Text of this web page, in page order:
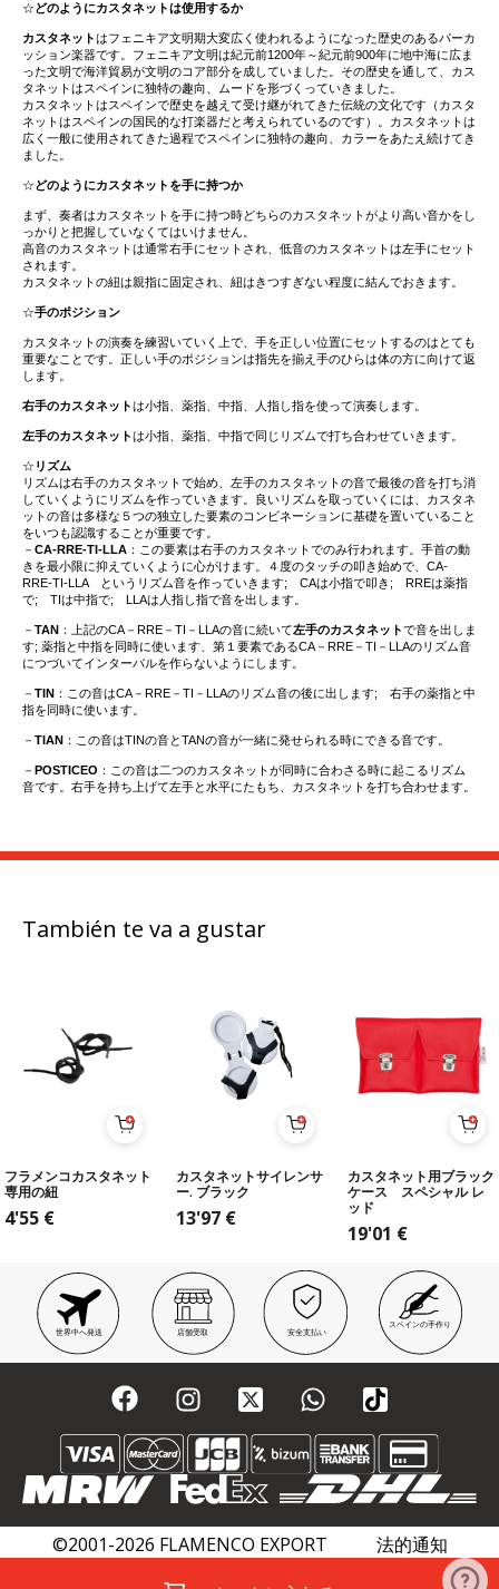
☆どのようにカスタネットは使用するか
カスタネットはフェニキア文明期大変広く使われるようになった歴史のあるパーカ
ッション楽器です。フェニキア文明は紀元前1200年～紀元前900年に地中海に広ま
った文明で海洋貿易が文明のコア部分を成していました。その歴史を通して、カス
タネットはスペインに独特の趣向、ムードを形づくっていきました。
カスタネットはスペインで歴史を越えて受け継がれてきた伝統の文化です（カスタ
ネットはスペインの国民的な打楽器だと考えられているのです）。カスタネットは
広く一般に使用されてきた過程でスペインに独特の趣向、カラーをあたえ続けてき
ました。
☆どのようにカスタネットを手に持つか
まず、奏者はカスタネットを手に持つ時どちらのカスタネットがより高い音かをし
っかりと把握していなくてはいけません。
高音のカスタネットは通常右手にセットされ、低音のカスタネットは左手にセット
されます。
カスタネットの紐は親指に固定され、紐はきつすぎない程度に結んでおきます。
☆手のポジション
カスタネットの演奏を練習いていく上で、手を正しい位置にセットするのはとても
重要なことです。正しい手のポジションは指先を揃え手のひらは体の方に向けて返
します。
右手のカスタネットは小指、薬指、中指、人指し指を使って演奏します。
左手のカスタネットは小指、薬指、中指で同じリズムで打ち合わせていきます。
☆ リズム
リズムは右手のカスタネットで始め、左手のカスタネットの音で最後の音を打ち消
していくようにリズムを作っていきます。良いリズムを取っていくには、カスタネ
ットの音は多様な５つの独立した要素のコンビネーションに基礎を置いていること
をいつも認識することが重要です。
－ CA-RRE-TI-LLA ：この要素は右手のカスタネットでのみ行われます。手首の動
きを最小限に抑えていくように心がけます。４度のタッチの叩き始めで、CA-
RRE-TI-LLA というリズム音を作っていきます; CAは小指で叩き; RREは薬指
で; TIは中指で; LLAは人指し指で音を出します。
－ TAN ：上記のCA－RRE－TI－LLAの音に続いて左手のカスタネットで音を出しま
す; 薬指と中指を同時に使います、第１要素であるCA－RRE－TI－LLAのリズム音
につづいてインターバルを作らないようにします。
－ TIN ：この音はCA－RRE－TI－LLAのリズム音の後に出します; 右手の薬指と中
指を同時に使います。
－ TIAN ：この音はTINの音とTANの音が一緒に発せられる時にできる音です。
－ POSTICEO ：この音は二つのカスタネットが同時に合わさる時に起こるリズム
音です。右手を持ち上げて左手と水平にたもち、カスタネットを打ち合わせます。
También te va a gustar
フラメンコカスタネット
専用の紐
4'55 €
カスタネットサイレンサ
ー. ブラック
13'97 €
カスタネット用ブラック
ケース スペシャル レ
ッド
19'01 €
世界中へ発送 店舗受取 安全支払い
スペインの手作り
©2001-2026 FLAMENCO EXPORT
法的通知
プライバシーポリシー
クッキーポリシー